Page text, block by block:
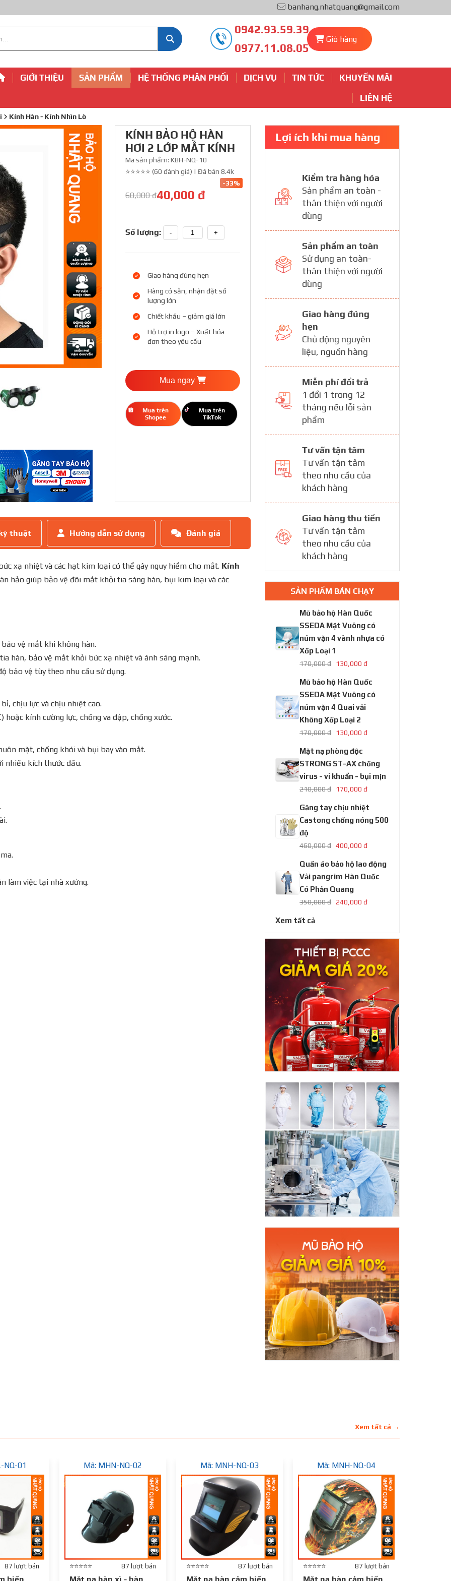
banhang.nhatquang@gmail.com
0942.93.59.39
0977.11.08.05
Giỏ hàng
GIỚI THIỆU SẢN PHẨM HỆ THỐNG PHÂN PHỐI DỊCH VỤ TIN TỨC
KHUYẾN MÃI
LIÊN HỆ
Kính Hàn - Kính Nhìn Lò
KÍNH BẢO HỘ HÀN
HƠI 2 LỚP MẮT KÍNH
Mã sản phẩm: KBH-NQ-10
⭐⭐⭐⭐⭐ (60 đánh giá) | Đã bán 8.4k
60,000 đ40,000 đ
-33%
Số lượng: - +
Giao hàng đúng hẹn
Hàng có sẵn, nhận đặt số
lượng lớn
Chiết khấu – giảm giá lớn
Hỗ trợ in logo – Xuất hóa
đơn theo yêu cầu
Mua ngay
Mua trên
Shopee
Mua trên
TikTok
thuật Hướng dẫn sử dụng Đánh giá
xạ nhiệt và các hạt kim loại có thể gây nguy hiểm cho mắt. Kính
hảo giúp bảo vệ đôi mắt khỏi tia sáng hàn, bụi kim loại và các
vệ mắt khi không hàn.
hàn, bảo vệ mắt khỏi bức xạ nhiệt và ánh sáng mạnh.
bảo vệ tùy theo nhu cầu sử dụng.
chịu lực và chịu nhiệt cao.
kính cường lực, chống va đập, chống xước.
mặt, chống khói và bụi bay vào mắt.
nhiều kích thước đầu.
làm việc tại nhà xưởng.
Lợi ích khi mua hàng
Kiểm tra hàng hóa
Sản phẩm an toàn -
thân thiện với người
dùng
Sản phẩm an toàn
Sử dụng an toàn-
thân thiện với người
dùng
Giao hàng đúng
hẹn
Chủ động nguyên
liệu, nguồn hàng
Miễn phí đổi trả
1 đổi 1 trong 12
tháng nếu lỗi sản
phẩm
Tư vấn tận tâm
Tư vấn tận tâm
theo nhu cầu của
khách hàng
Giao hàng thu tiền
Tư vấn tận tâm
theo nhu cầu của
khách hàng
SẢN PHẨM BÁN CHẠY
Mũ bảo hộ Hàn Quốc
SSEDA Mặt Vuông có
núm vặn 4 vành nhựa có
Xốp Loại 1
170,000 đ 130,000 đ
Mũ bảo hộ Hàn Quốc
SSEDA Mặt Vuông có
núm vặn 4 Quai vải
Không Xốp Loại 2
170,000 đ 130,000 đ
Mặt nạ phòng độc
STRONG ST-AX chống
virus - vi khuẩn - bụi mịn
210,000 đ 170,000 đ
Găng tay chịu nhiệt
Castong chống nóng 500
độ
460,000 đ 400,000 đ
Quần áo bảo hộ lao động
Vải pangrim Hàn Quốc
Có Phản Quang
350,000 đ 240,000 đ
Xem tất cả
Xem tất cả →
NQ-01
87 lượt bán
Mã: MHN-NQ-02
⭐⭐⭐⭐⭐ 87 lượt bán
Mã: MNH-NQ-03
⭐⭐⭐⭐⭐ 87 lượt bán
Mã: MNH-NQ-04
⭐⭐⭐⭐⭐ 87 lượt bán